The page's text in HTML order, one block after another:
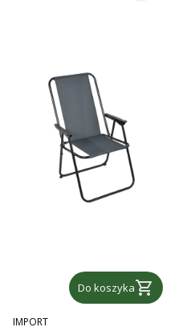
Do koszyka
PRODUCENT
IMPORT